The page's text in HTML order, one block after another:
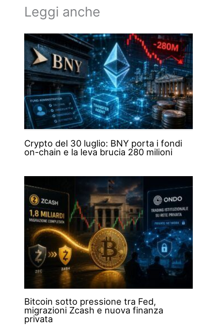
Leggi anche
Crypto del 30 luglio: BNY porta i fondi
on-chain e la leva brucia 280 milioni
Bitcoin sotto pressione tra Fed,
migrazioni Zcash e nuova finanza
privata